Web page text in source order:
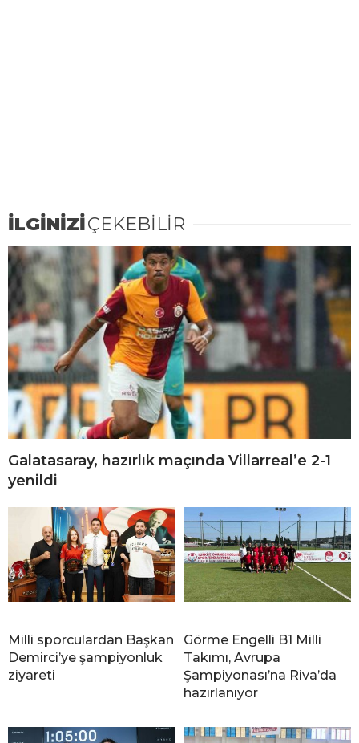
İLGİNİZİÇEKEBİLİR
Galatasaray, hazırlık maçında Villarreal’e 2-1
yenildi
Milli sporculardan Başkan
Demirci’ye şampiyonluk
ziyareti
Görme Engelli B1 Milli
Takımı, Avrupa
Şampiyonası’na Riva’da
hazırlanıyor